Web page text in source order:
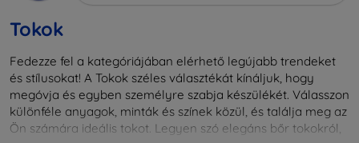
Tokok
Fedezze fel a kategóriájában elérhető legújabb trendeket
és stílusokat! A Tokok széles választékát kínáljuk, hogy
megóvja és egyben személyre szabja készülékét. Válasszon
különféle anyagok, minták és színek közül, és találja meg az
Ön számára ideális tokot. Legyen szó elegáns bőr tokokról,